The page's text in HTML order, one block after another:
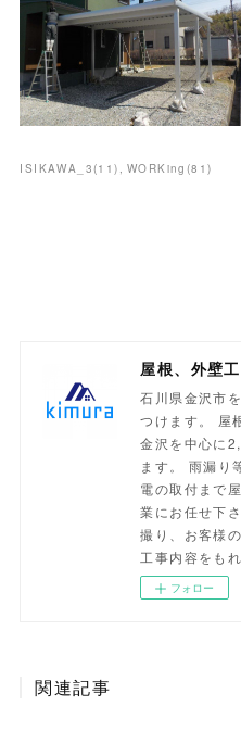
ISIKAWA_3(11) WORKing (81)
石川県金沢市
つけます。 屋
金沢を中心に
ます。 雨漏り
電の取付まで
業にお任せ下
撮り、お客様
工事内容をも
フォロー
関連記事